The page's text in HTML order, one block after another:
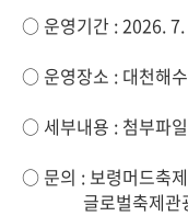
○ 운영기간 : 2026. 7.
○ 운영장소 : 대천해
○ 세부내용 : 첨부파
○ 문의 : 보령머드축
글로벌축제관광